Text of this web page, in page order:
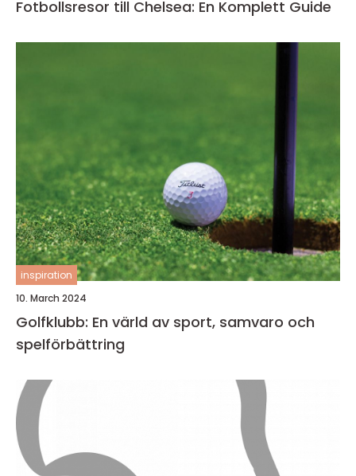
Fotbollsresor till Chelsea: En Komplett Guide
inspiration
10. March 2024
Golfklubb: En värld av sport, samvaro och
spelförbättring